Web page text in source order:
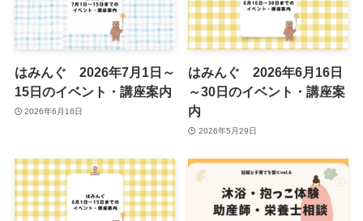
はみんぐ 2026年7月1日～
15日のイベント・講座案内
2026年6月16日
はみんぐ 2026年6月16日
～30日のイベント・講座案
内
2026年5月29日